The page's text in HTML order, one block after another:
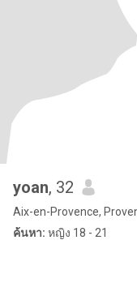
yoan, 32
Aix-en-Provence,
ค้นหา: หญิง 18 - 21